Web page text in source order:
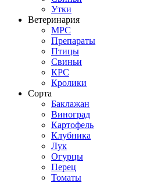
Утки
Ветеринария
МРС
Препараты
Птицы
Свиньи
КРС
Кролики
Сорта
Баклажан
Виноград
Картофель
Клубника
Лук
Огурцы
Перец
Томаты